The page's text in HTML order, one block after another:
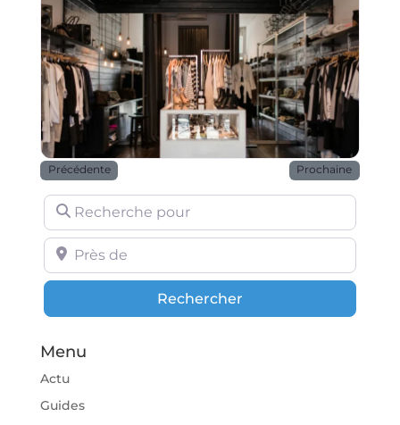
Précédente Prochaine
Recherche pour
Près de
RechercherRechercher
Menu
Actu
Guides